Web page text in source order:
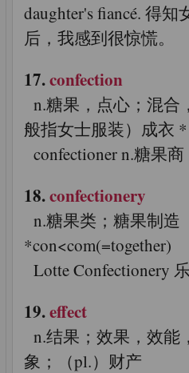
daughter's fiancé. 得
后，我感到很惊慌。
17.confection
n.糖果，点心；混合
般指女士服装）成衣 *
confectioner n.糖果商
18.confectionery
n.糖果类；糖果制造
*con<com(=together)
Lotte Confectionery
19.effect
n.结果；效果，效能
象；（pl.）财产